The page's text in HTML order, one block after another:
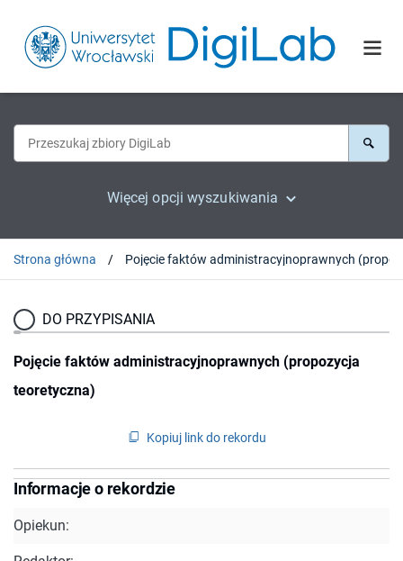
Więcej opcji wyszukiwania
Strona główna
DO PRZYPISANIA
Pojęcie faktów administracyjnoprawnych (propozycja
teoretyczna)
Kopiuj link do rekordu
Informacje o rekordzie
Opiekun: